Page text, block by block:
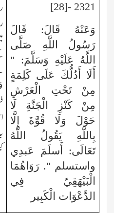
2321 -[28]
وَعَنْهُ قَالَ: قَالَ
رَسُولُ اللَّهِ صَلَّى
اللَّهُ عَلَيْهِ وَسَلَّمَ: "
أَلَا أَدُلُّكَ عَلَى كَلِمَةٍ
مِنْ تَحْتِ الْعَرْشِ
مِنْ كَنْزِ الْجَنَّةِ لَا
حَوْلَ وَلَا قُوَّةَ إِلَّا
بِاللَّهِ يَقُولُ اللَّهُ
تَعَالَى: أَسلَمَ عَبدِي
واستسلم ". رَوَاهُمَا
الْبَيْهَقِيّ فِي
الدَّعْوَات الْكَبِير